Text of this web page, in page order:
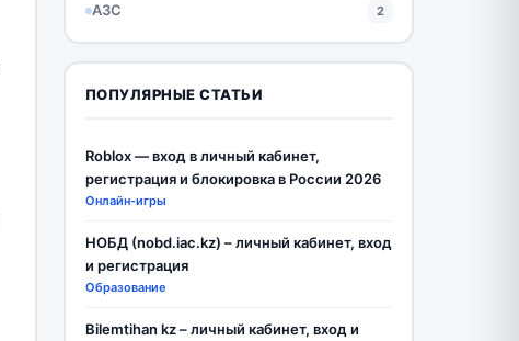
АЗС 2
ПОПУЛЯРНЫЕ СТАТЬИ
Roblox — вход в личный кабинет,
регистрация и блокировка в России 2026
Онлайн-игры
НОБД (nobd.iac.kz) – личный кабинет, вход
и регистрация
Образование
Bilemtihan kz – личный кабинет, вход и